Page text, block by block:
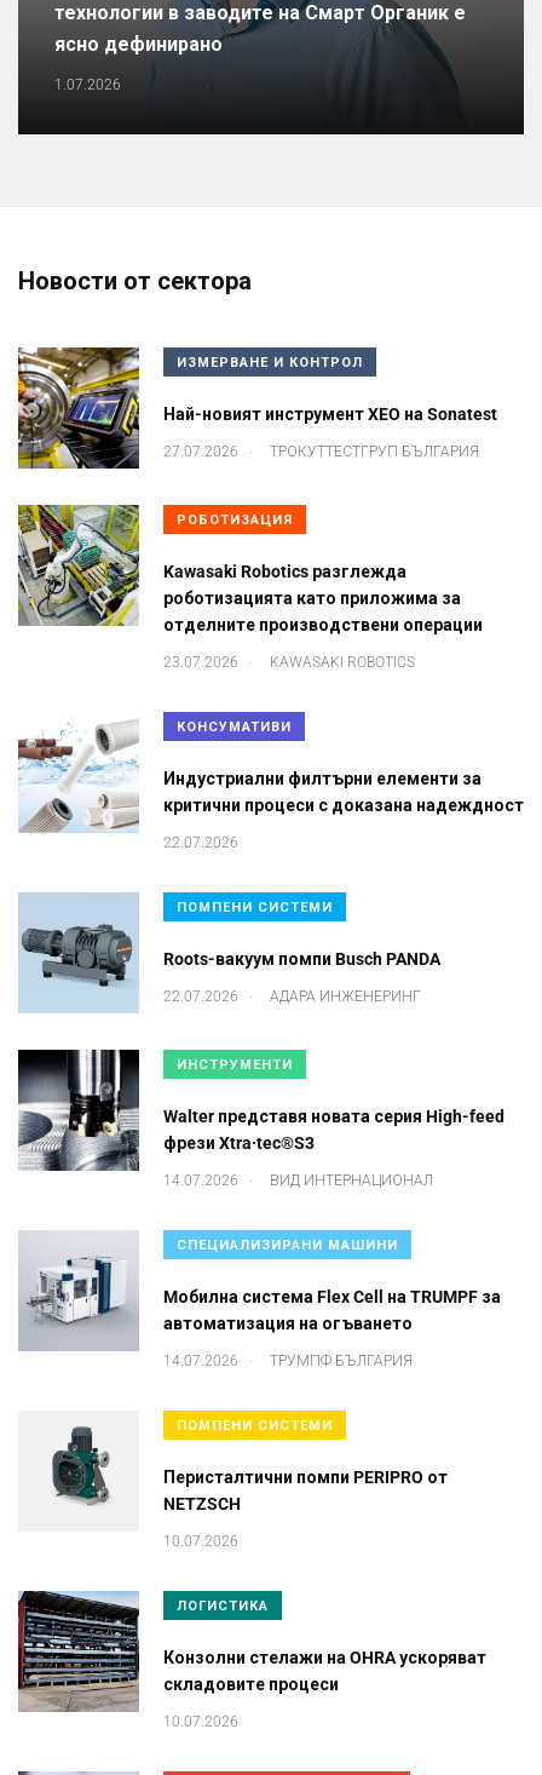
технологии в заводите на Смарт Органик е
ясно дефинирано
1.07.2026
Новости от сектора
ИЗМЕРВАНЕ И КОНТРОЛ
Най-новият инструмент XEO на Sonatest
27.07.2026 . ТРОКУТТЕСТГРУП БЪЛГАРИЯ
РОБОТИЗАЦИЯ
Kawasaki Robotics разглежда
роботизацията като приложима за
отделните производствени операции
23.07.2026 . KAWASAKI ROBOTICS
КОНСУМАТИВИ
Индустриални филтърни елементи за
критични процеси с доказана надеждност
22.07.2026
ПОМПЕНИ СИСТЕМИ
Roots-вакуум помпи Busch PANDA
22.07.2026 . АДАРА ИНЖЕНЕРИНГ
ИНСТРУМЕНТИ
Walter представя новата серия High-feed
фрези Xtra·tec®S3
14.07.2026 . ВИД ИНТЕРНАЦИОНАЛ
СПЕЦИАЛИЗИРАНИ МАШИНИ
Mобилна система Flex Cell на TRUMPF за
автоматизация на огъването
14.07.2026 . ТРУМПФ БЪЛГАРИЯ
ПОМПЕНИ СИСТЕМИ
Перисталтични помпи PERIPRO от
NETZSCH
10.07.2026
ЛОГИСТИКА
Конзолни стелажи на OHRA ускоряват
складовите процеси
10.07.2026